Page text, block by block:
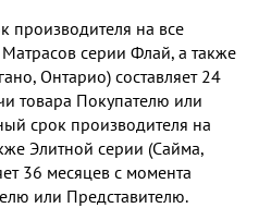
производителя на все
серии Флай, а также
Онтарио) составляет 24
товара Покупателю или
срок производителя на
Элитной серии (Сайма,
36 месяцев с момента
или Представителю.